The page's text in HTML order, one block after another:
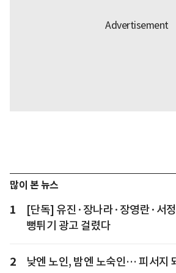
많이 본 뉴스
1
[단독] 유진·장나라·장영란·서
뻥튀기 광고 걸렸다
2 낮엔 노인, 밤엔 노숙인… 피서지